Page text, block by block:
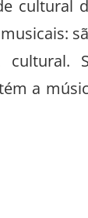
cultural
cultural.
a